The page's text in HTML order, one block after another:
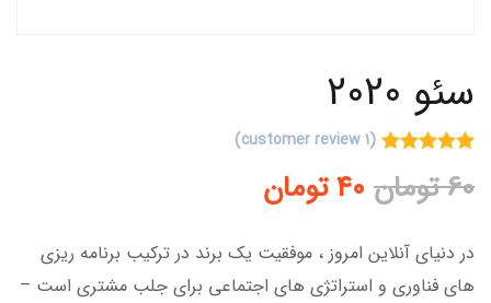
سئو 2020
out of 5
based on
(
1
customer review)
60تومان 40تومان
در دنیای آنلاین امروز ، موفقیت یک برند در ترکیب برنامه ریزی
های فناوری و استراتژی های اجتماعی برای جلب مشتری است –